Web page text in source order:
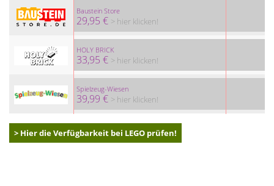
Baustein Store
29,95 € > hier klicken!
HOLY BRICK
33,95 € > hier klicken!
Spielzeug-Wiesen
39,99 € > hier klicken!
> Hier die Verfügbarkeit bei LEGO prüfen!